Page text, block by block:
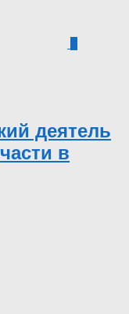
деятель
в